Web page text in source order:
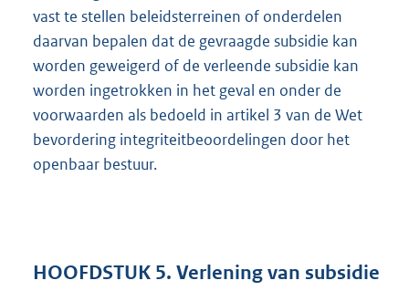
vast te stellen beleidsterreinen of onderdelen
daarvan bepalen dat de gevraagde subsidie kan
worden geweigerd of de verleende subsidie kan
worden ingetrokken in het geval en onder de
voorwaarden als bedoeld in artikel 3 van de Wet
bevordering integriteitbeoordelingen door het
openbaar bestuur.
HOOFDSTUK 5. Verlening van subsidie